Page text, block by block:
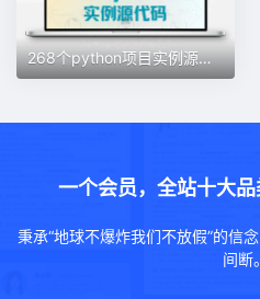
268个python项目实例源代码经典游戏自动办公批处理基础实战案例
一个会员，全站十大
秉承“地球不爆炸我们不放假”的信
间断。